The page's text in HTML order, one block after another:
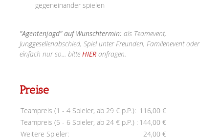
gegeneinander spielen
"Agentenjagd" auf Wunschtermin: als Teamevent,
Junggesellenabschied, Spiel unter Freunden, Familenevent oder
einfach nur so... bitte HIER anfragen.
Preise
Teampreis (1 - 4 Spieler, ab 29 € p.P.): 116,00 €
Teampreis (5 - 6 Spieler, ab 24 € p.P.) : 144,00 €
Weitere Spieler:
24,00 €